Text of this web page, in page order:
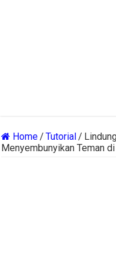
Home/ Tutorial/
Menyembunyikan Teman di